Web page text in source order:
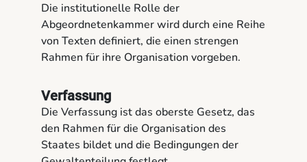
Die institutionelle Rolle der
Abgeordnetenkammer wird durch eine Reihe
von Texten definiert, die einen strengen
Rahmen für ihre Organisation vorgeben.
Verfassung
Die Verfassung ist das oberste Gesetz, das
den Rahmen für die Organisation des
Staates bildet und die Bedingungen der